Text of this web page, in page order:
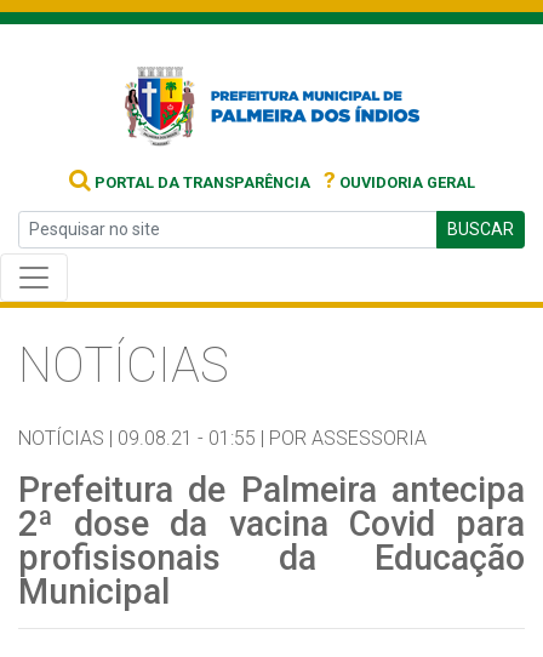
PORTAL DA TRANSPARÊNCIA ? OUVIDORIA GERAL
BUSCAR
NOTÍCIAS
NOTÍCIAS | 09.08.21 - 01:55 | POR ASSESSORIA
Prefeitura de Palmeira antecipa
2ª dose da vacina Covid para
profisisonais da Educação
Municipal